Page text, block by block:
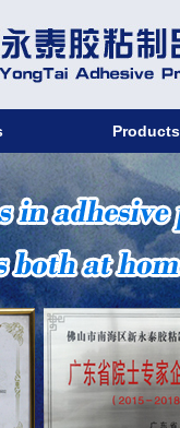
Products